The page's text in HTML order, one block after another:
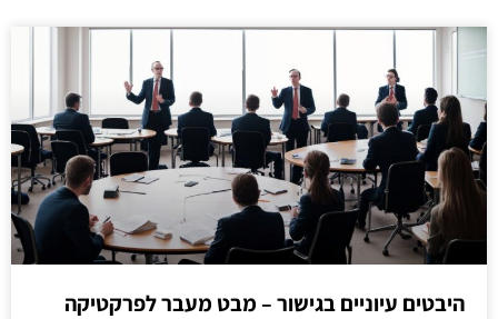
היבטים עיוניים בגישור – מבט מעבר לפרקטיקה